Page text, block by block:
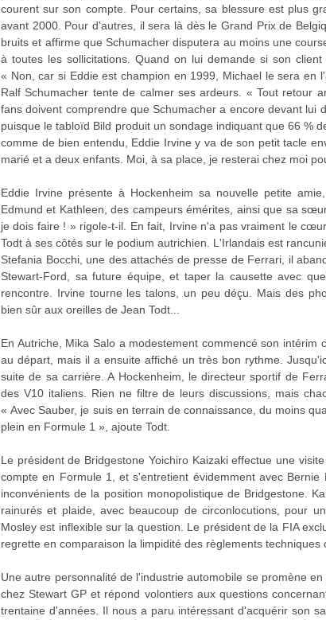
courent sur son compte. Pour certains, sa blessure est plus
avant 2000. Pour d'autres, il sera là dès le Grand Prix de
bruits et affirme que Schumacher disputera au moins une
à toutes les sollicitations. Quand on lui demande si son
« Non, car si Eddie est champion en 1999, Michael le sera
Ralf Schumacher tente de calmer ses ardeurs. « Tout retour
fans doivent comprendre que Schumacher a encore devant lui
puisque le tabloïd Bild produit un sondage indiquant que 66 %
comme de bien entendu, Eddie Irvine y va de son petit tacle
marié et a deux enfants. Moi, à sa place, je resterai chez moi
Eddie Irvine présente à Hockenheim sa nouvelle petite
Edmund et Kathleen, des campeurs émérites, ainsi que sa
je dois faire ! » rigole-t-il. En fait, Irvine n'a pas vraiment le
Todt à ses côtés sur le podium autrichien. L'Irlandais est
Stefania Bocchi, une des attachés de presse de Ferrari, il
Stewart-Ford, sa future équipe, et taper la causette avec
rencontre. Irvine tourne les talons, un peu déçu. Mais des
bien sûr aux oreilles de Jean Todt...
En Autriche, Mika Salo a modestement commencé son
au départ, mais il a ensuite affiché un très bon rythme.
suite de sa carrière. A Hockenheim, le directeur sportif de
des V10 italiens. Rien ne filtre de leurs discussions, mais
« Avec Sauber, je suis en terrain de connaissance, du moins
plein en Formule 1 », ajoute Todt.
Le président de Bridgestone Yoichiro Kaizaki effectue une
compte en Formule 1, et s'entretient évidemment avec
inconvénients de la position monopolistique de Bridgestone.
rainurés et plaide, avec beaucoup de circonlocutions, pour
Mosley est inflexible sur la question. Le président de la FIA
regrette en comparaison la limpidité des règlements techniques
Une autre personnalité de l'industrie automobile se promène
chez Stewart GP et répond volontiers aux questions
trentaine d'années. Il nous a paru intéressant d'acquérir son